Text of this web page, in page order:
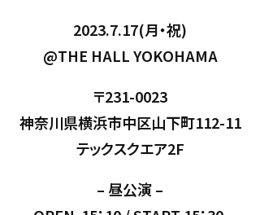
2023.7.17(月・祝)
@THE HALL YOKOHAMA
〒231-0023
神奈川県横浜市中区山下町112-11
テックスクエア2F
– 昼公演 –